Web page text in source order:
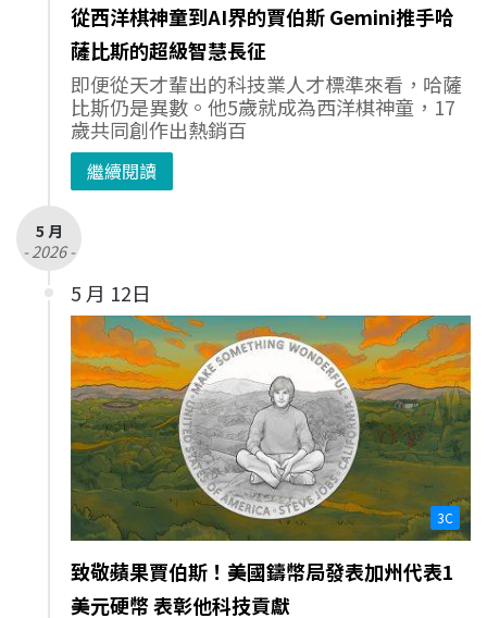
從西洋棋神童到AI界的賈伯斯 Gemini推手哈
薩比斯的超級智慧長征
即便從天才輩出的科技業人才標準來看，哈薩
比斯仍是異數。他5歲就成為西洋棋神童，17
歲共同創作出熱銷百
繼續閱讀
5 月
- 2026 -
5 月 12日
3C
致敬蘋果賈伯斯！美國鑄幣局發表加州代表1
美元硬幣 表彰他科技貢獻